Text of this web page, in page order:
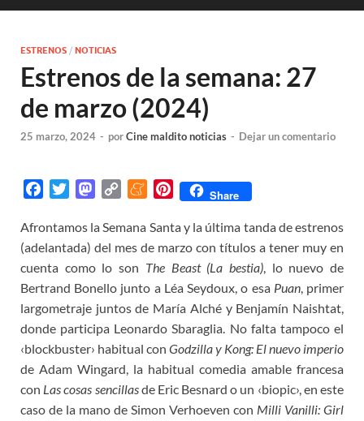
ESTRENOS / NOTICIAS
Estrenos de la semana: 27
de marzo (2024)
25 marzo, 2024 - porCine maldito noticias - Dejar un comentario
c
e
b
o
o
k
i
t
t
e
r
M
s
t
o
d
o
n
p
y
L
i
n
k
M
n
e
a
m
e
P
n
t
e
r
e
s
t
Share
Afrontamos la Semana Santa y la última tanda de estrenos
(adelantada) del mes de marzo con títulos a tener muy en
cuenta como lo son The Beast (La bestia), lo nuevo de
Bertrand Bonello junto a Léa Seydoux, o esa Puan, primer
largometraje juntos de María Alché y Benjamín Naishtat,
donde participa Leonardo Sbaraglia. No falta tampoco el
‹blockbuster› habitual con Godzilla y Kong: El nuevo imperio
de Adam Wingard, la habitual comedia amable francesa
con Las cosas sencillasde Eric Besnard o un ‹biopic›, en este
caso de la mano de Simon Verhoeven con Milli Vanilli: Girl